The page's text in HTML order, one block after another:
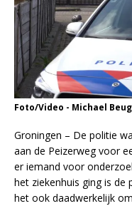
Foto/Video - Michael
Groningen – De politie
aan de Peizerweg voor
er iemand voor
het ziekenhuis ging is
het ook daadwerkelijk